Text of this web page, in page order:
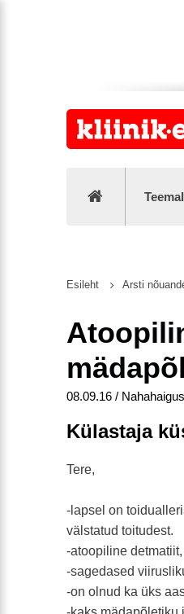
Esileht Arsti
08.09.16 /
Külastaja
Tere,
-lapsel on
välstatud toitudest.
-atoopiline
-sagedased
-on olnud ka üks